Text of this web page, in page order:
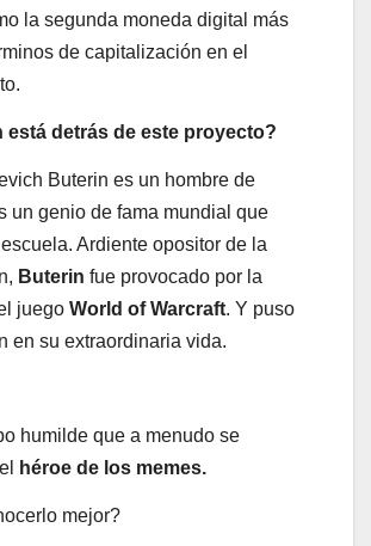
la segunda moneda digital más
de capitalización en el
está detrás de este proyecto?
Buterin es un hombre de
un genio de fama mundial que
Ardiente opositor de la
Buterin fue provocado por la
juego World of Warcraft. Y puso
en su extraordinaria vida.
humilde que a menudo se
héroe de los memes.
mejor?